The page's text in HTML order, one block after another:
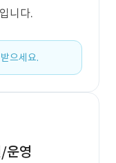
니다.
으세요.
운영